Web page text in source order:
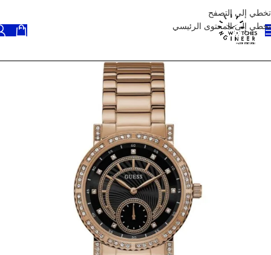
تخطي إلى التصفح
تخطي إلى المحتوى الرئيسي